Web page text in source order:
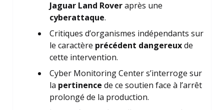
Jaguar Land Roveraprès une
cyberattaque.
Critiques d’organismes indépendants sur
le caractère précédent dangereuxde
cette intervention.
Cyber Monitoring Center s’interroge sur
la pertinence de ce soutien face à l’arrêt
prolongé de la production.